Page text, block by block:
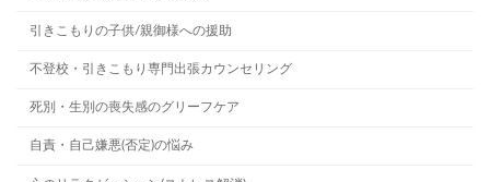
引きこもりの子供/親御様への援助
不登校・引きこもり専門出張カウンセリング
死別・生別の喪失感のグリーフケア
自責・自己嫌悪(否定)の悩み